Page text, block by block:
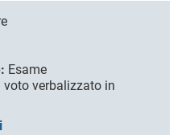
Esame
voto verbalizzato in